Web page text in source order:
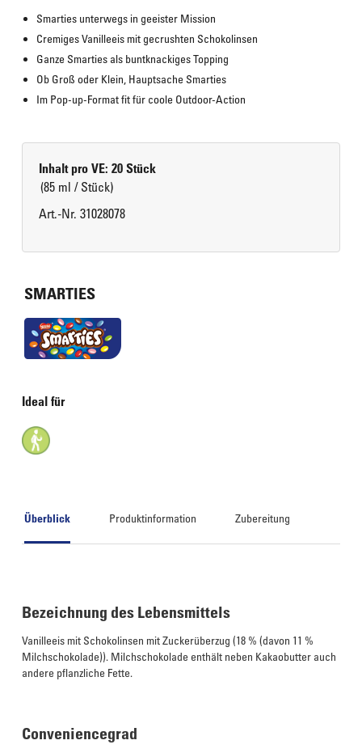
Smarties unterwegs in geeister Mission
Cremiges Vanilleeis mit gecrushten Schokolinsen
Ganze Smarties als buntknackiges Topping
Ob Groß oder Klein, Hauptsache Smarties
Im Pop-up-Format fit für coole Outdoor-Action
Inhalt pro VE: 20 Stück
(85 ml / Stück)
Art.-Nr. 31028078
SMARTIES
Ideal für
Überblick Produktinformation Zubereitung
Bezeichnung des Lebensmittels
Vanilleeis mit Schokolinsen mit Zuckerüberzug (18 % (davon 11 %
Milchschokolade)). Milchschokolade enthält neben Kakaobutter auch
andere pflanzliche Fette.
Conveniencegrad